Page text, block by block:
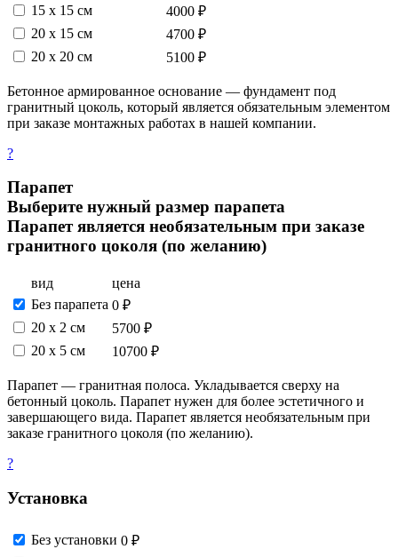
15 x 15 см
4000 ₽
20 x 15 см
4700 ₽
20 x 20 см
5100 ₽
Бетонное армированное основание — фундамент под
гранитный цоколь, который является обязательным элементом
при заказе монтажных работах в нашей компании.
?
Парапет
Выберите нужный размер парапета
Парапет является необязательным при заказе
гранитного цоколя (по желанию)
вид
цена
Без парапета 0 ₽
20 х 2 см
5700 ₽
20 x 5 см
10700 ₽
Парапет — гранитная полоса. Укладывается сверху на
бетонный цоколь. Парапет нужен для более эстетичного и
завершающего вида. Парапет является необязательным при
заказе гранитного цоколя (по желанию).
?
Установка
Без установки 0 ₽